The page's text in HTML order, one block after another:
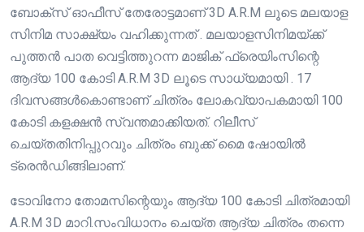
ബോക്സ് ഓഫീസ് തേരോട്ടമാണ് 3D A.R.M ലൂടെ മലയാള
സിനിമ സാക്ഷ്യം വഹിക്കുന്നത് . മലയാളസിനിമയ്ക്ക്
പുത്തൻ പാത വെട്ടിത്തുറന്ന മാജിക് ഫ്രെയിംസിന്റെ
ആദ്യ 100 കോടി A.R.M 3D ലൂടെ സാധ്യമായി . 17
ദിവസങ്ങൾകൊണ്ടാണ് ചിത്രം ലോകവ്യാപകമായി 100
കോടി കളക്ഷൻ സ്വന്തമാക്കിയത്. റിലീസ്
ചെയ്തതിനിപ്പുറവും ചിത്രം ബുക്ക് മൈ ഷോയിൽ
ട്രെൻഡിങ്ങിലാണ്.
ടോവിനോ തോമസിന്റെയും ആദ്യ 100 കോടി ചിത്രമായി
A.R.M 3D മാറി.സംവിധാനം ചെയ്ത ആദ്യ ചിത്രം തന്നെ